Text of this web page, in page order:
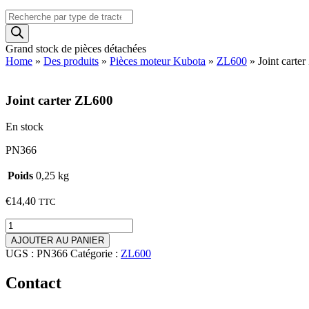
Recherche
de
produits
Grand stock de pièces détachées
Home » Des produits » Pièces moteur Kubota » ZL600 » Joint
Joint carter ZL600
En stock
PN366
Poids 0,25 kg
€14,40 TTC
quantité
de
Joint
carter
AJOUTER AU PANIER
UGS : PN366 Catégorie : ZL600
Contact